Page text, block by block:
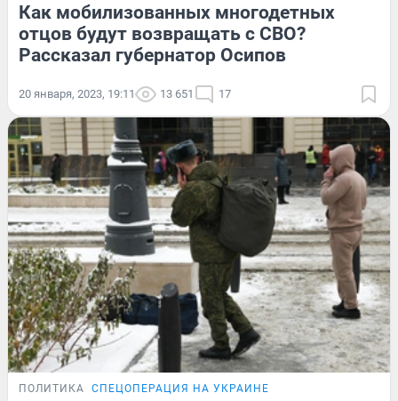
Как мобилизованных многодетных
отцов будут возвращать с СВО?
Рассказал губернатор Осипов
20 января, 2023, 19:11 13 651 17
ПОЛИТИКА СПЕЦОПЕРАЦИЯ НА УКРАИНЕ